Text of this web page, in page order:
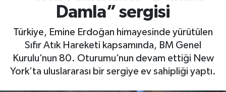
Damla” sergisi
Türkiye, Emine Erdoğan himayesinde yürütülen
Sıfır Atık Hareketi kapsamında, BM Genel
Kurulu’nun 80. Oturumu’nun devam ettiği New
York’ta uluslararası bir sergiye ev sahipliği yaptı.
Lojistik
Otovitrin
Asayiş
Son Dakika Haberleri
Haber Arşivi